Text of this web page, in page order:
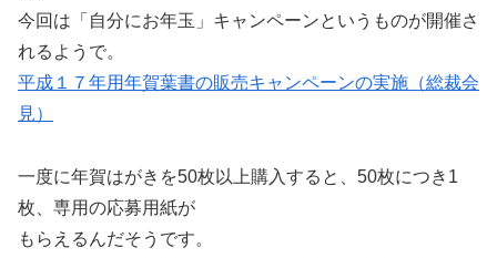
今回は「自分にお年玉」キャンペーンというものが開催さ
れるようで。
平成１７年用年賀葉書の販売キャンペーンの実施（総裁会
見）
一度に年賀はがきを50枚以上購入すると、50枚につき1
枚、専用の応募用紙が
もらえるんだそうです。